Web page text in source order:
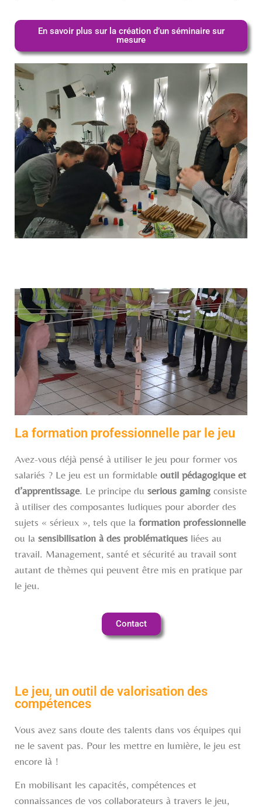
En savoir plus sur la création d’un séminaire sur
mesure
La formation professionnelle par le jeu
Avez-vous déjà pensé à utiliser le jeu pour former vos
salariés ? Le jeu est un formidable outil pédagogique et
d’apprentissage. Le principe du serious gaming consiste
à utiliser des composantes ludiques pour aborder des
sujets « sérieux », tels que la formation professionnelle
ou la sensibilisation à des problématiques liées au
travail. Management, santé et sécurité au travail sont
autant de thèmes qui peuvent être mis en pratique par
le jeu.
Contact
Le jeu, un outil de valorisation des
compétences
Vous avez sans doute des talents dans vos équipes qui
ne le savent pas. Pour les mettre en lumière, le jeu est
encore là !
En mobilisant les capacités, compétences et
connaissances de vos collaborateurs à travers le jeu,